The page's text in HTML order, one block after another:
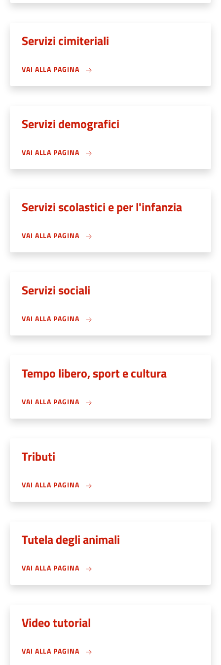
Servizi cimiteriali
VAI ALLA PAGINA
Servizi demografici
VAI ALLA PAGINA
Servizi scolastici e per l'infanzia
VAI ALLA PAGINA
Servizi sociali
VAI ALLA PAGINA
Tempo libero, sport e cultura
VAI ALLA PAGINA
Tributi
VAI ALLA PAGINA
Tutela degli animali
VAI ALLA PAGINA
Video tutorial
VAI ALLA PAGINA